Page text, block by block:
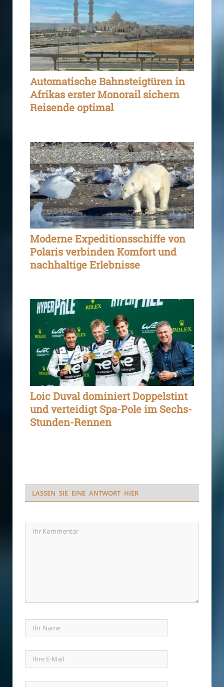
Automatische Bahnsteigtüren in
Afrikas erster Monorail sichern
Reisende optimal
Moderne Expeditionsschiffe von
Polaris verbinden Komfort und
nachhaltige Erlebnisse
Loic Duval dominiert Doppelstint
und verteidigt Spa-Pole im Sechs-
Stunden-Rennen
LASSEN SIE EINE ANTWORT HIER